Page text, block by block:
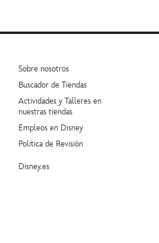
Sobre nosotros
Buscador de Tiendas
Actividades y Talleres en
nuestras tiendas
Empleos en Disney
Política de Revisión
Disney.es